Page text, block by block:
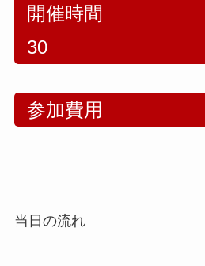
開催時間 9：
30
参加費用
当日の流れ